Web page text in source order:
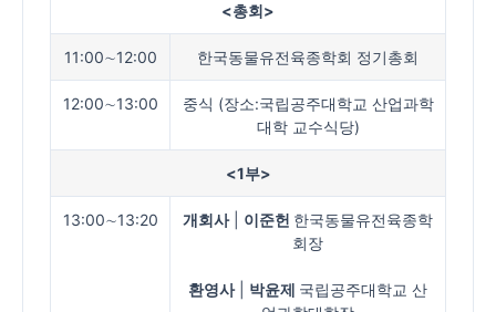
<총회>
11:00∼12:00 한국동물유전육종학회 정기총회
12:00∼13:00
중식 (장소:국립공주대학교 산업과학
대학 교수식당)
<1부>
13:00∼13:20 개회사| 이준헌 한국동물유전육종학
회장
환영사| 박윤제 국립공주대학교 산